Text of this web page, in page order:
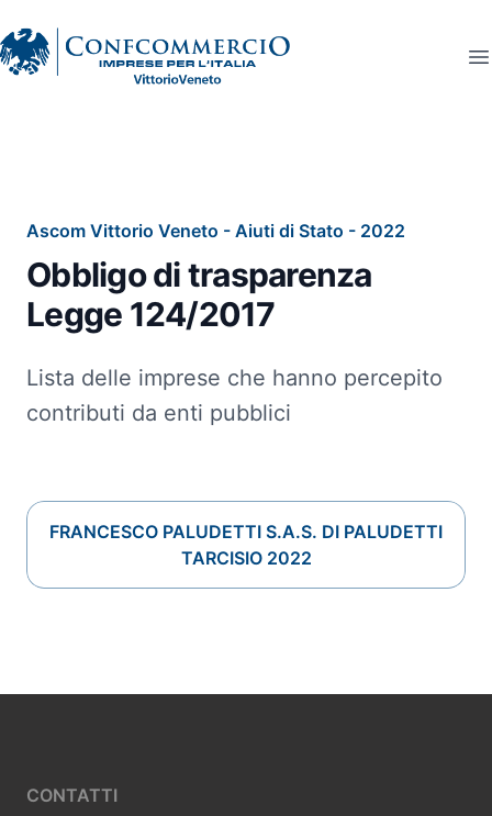
Ascom Vittorio Veneto
Ascom Vittorio Veneto - Aiuti di Stato - 2022
Obbligo di trasparenza
Legge 124/2017
Lista delle imprese che hanno percepito
contributi da enti pubblici
FRANCESCO PALUDETTI S.A.S. DI PALUDETTI
TARCISIO 2022
CONTATTI